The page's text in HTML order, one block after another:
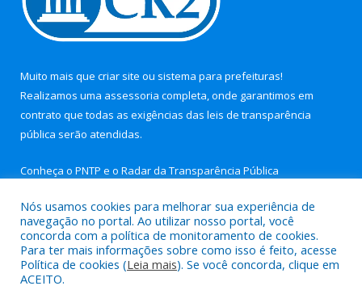
Muito mais que criar site ou sistema para prefeituras!
Realizamos uma assessoria completa, onde garantimos em
contrato que todas as exigências das leis de transparência
pública serão atendidas.
Conheça o PNTP e o Radar da Transparência Pública
Todos os direitos reservados a Câmara Municipal de Nova
Timboteua.
Nós usamos cookies para melhorar sua experiência de
navegação no portal. Ao utilizar nosso portal, você
concorda com a política de monitoramento de cookies.
Para ter mais informações sobre como isso é feito, acesse
Política de cookies (Leia mais). Se você concorda, clique em
ACEITO.